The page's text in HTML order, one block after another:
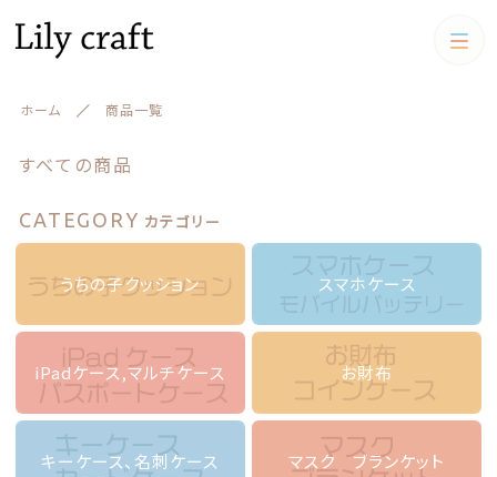
ホーム 商品一覧
すべての商品
CATEGORY カテゴリー
うちの子クッション スマホケース
iPadケース,マルチケース お財布
キーケース、名刺ケース マスク ブランケット
カテゴリー
お財布
アクリルスタンド アクリル
フィギュア
うちの子クッション
スマホケース
iPadケース,マルチケース
お財布
キーケース、名刺ケース
絞り込み検索
親カテゴリー
子カテゴリー